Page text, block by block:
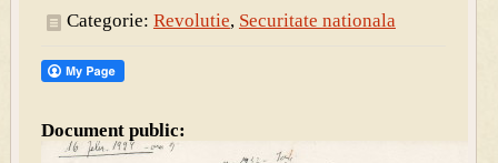
Categorie: Revolutie, Securitate nationala
Document public: